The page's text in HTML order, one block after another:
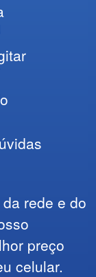
rede e do
preço
celular.